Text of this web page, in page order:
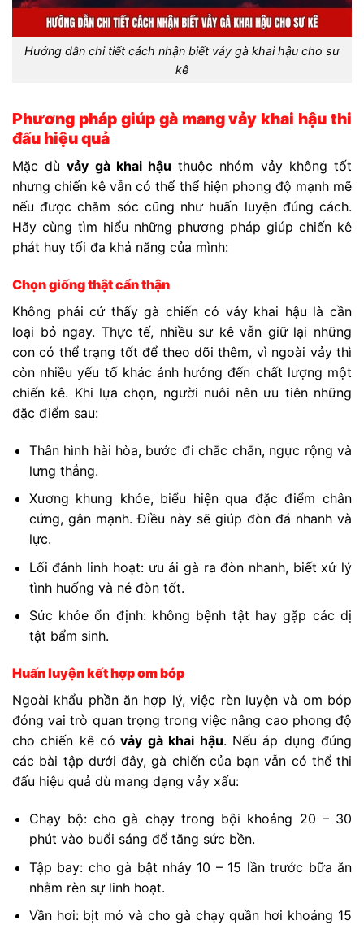
Hướng dẫn chi tiết cách nhận biết vảy gà khai hậu cho sư
kê
Phương pháp giúp gà mang vảy khai hậu thi
đấu hiệu quả
Mặc dùvảy gà khai hậu thuộc nhóm vảy không tốt
nhưng chiến kê vẫn có thể thể hiện phong độ mạnh mẽ
nếu được chăm sóc cũng như huấn luyện đúng cách.
Hãy cùng tìm hiểu những phương pháp giúp chiến kê
phát huy tối đa khả năng của mình:
Chọn giống thật cẩn thận
Không phải cứ thấy gà chiến có vảy khai hậu là cần
loại bỏ ngay. Thực tế, nhiều sư kê vẫn giữ lại những
con có thể trạng tốt để theo dõi thêm, vì ngoài vảy thì
còn nhiều yếu tố khác ảnh hưởng đến chất lượng một
chiến kê. Khi lựa chọn, người nuôi nên ưu tiên những
đặc điểm sau:
Thân hình hài hòa, bước đi chắc chắn, ngực rộng và
lưng thẳng.
Xương khung khỏe, biểu hiện qua đặc điểm chân
cứng, gân mạnh. Điều này sẽ giúp đòn đá nhanh và
lực.
Lối đánh linh hoạt: ưu ái gà ra đòn nhanh, biết xử lý
tình huống và né đòn tốt.
Sức khỏe ổn định: không bệnh tật hay gặp các dị
tật bẩm sinh.
Huấn luyện kết hợp om bóp
Ngoài khẩu phần ăn hợp lý, việc rèn luyện và om bóp
đóng vai trò quan trọng trong việc nâng cao phong độ
cho chiến kê có vảy gà khai hậu. Nếu áp dụng đúng
các bài tập dưới đây, gà chiến của bạn vẫn có thể thi
đấu hiệu quả dù mang dạng vảy xấu:
Chạy bộ: cho gà chạy trong bội khoảng 20 – 30
phút vào buổi sáng để tăng sức bền.
Tập bay: cho gà bật nhảy 10 – 15 lần trước bữa ăn
nhằm rèn sự linh hoạt.
Vần hơi: bịt mỏ và cho gà chạy quần hơi khoảng 15